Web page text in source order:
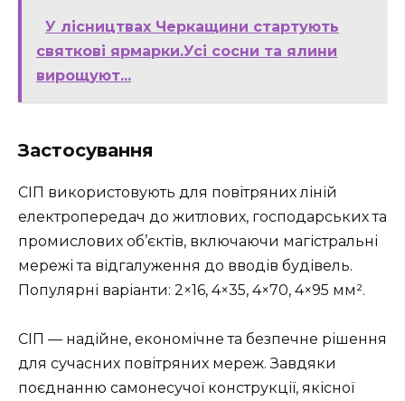
У лісництвах Черкащини стартують
святкові ярмарки.Усі сосни та ялини
вирощуют...
Застосування
СІП використовують для повітряних ліній
електропередач до житлових, господарських та
промислових об’єктів, включаючи магістральні
мережі та відгалуження до вводів будівель.
Популярні варіанти: 2×16, 4×35, 4×70, 4×95 мм².
СІП — надійне, економічне та безпечне рішення
для сучасних повітряних мереж. Завдяки
поєднанню самонесучої конструкції, якісної